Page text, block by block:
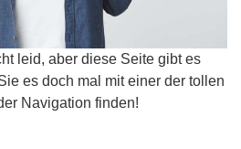
leid, aber diese Seite gibt es
es doch mal mit einer der tollen
Navigation finden!